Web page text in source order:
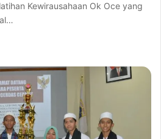
Kewirausahaan Ok Oce yang